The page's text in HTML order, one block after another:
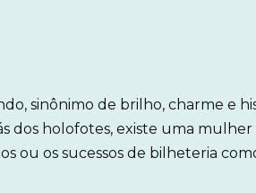
sinônimo de brilho, charme e
dos holofotes, existe uma mulher
ou os sucessos de bilheteria